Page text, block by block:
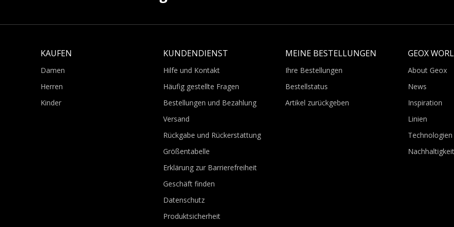
KAUFEN
Damen
Herren
Kinder
KUNDENDIENST
Hilfe und Kontakt
Häufig gestellte Fragen
Bestellungen und Bezahlung
Versand
Rückgabe und Rückerstattung
Größentabelle
Erklärung zur Barrierefreiheit
Geschäft finden
Datenschutz
Produktsicherheit
MEINE BESTELLUNGEN
Ihre Bestellungen
Bestellstatus
Artikel zurückgeben
GEOX
About Geox
News
Inspiration
Linien
Technologien
Nachhaltigkeit